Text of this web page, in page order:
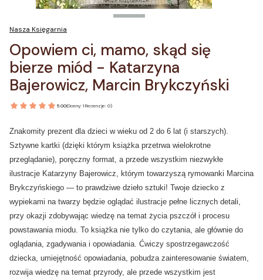
Nasza Księgarnia
Opowiem ci, mamo, skąd się
bierze miód - Katarzyna
Bajerowicz, Marcin Brykczyński
5.00(Oceny: 1 Recenzje: 0)
Znakomity prezent dla dzieci w wieku od 2 do 6 lat (i starszych).
Sztywne kartki (dzięki którym książka przetrwa wielokrotne
przeglądanie), poręczny format, a przede wszystkim niezwykłe
ilustracje Katarzyny Bajerowicz, którym towarzyszą rymowanki Marcina
Brykczyńskiego — to prawdziwe dzieło sztuki! Twoje dziecko z
wypiekami na twarzy będzie oglądać ilustracje pełne licznych detali,
przy okazji zdobywając wiedzę na temat życia pszczół i procesu
powstawania miodu. To książka nie tylko do czytania, ale głównie do
oglądania, zgadywania i opowiadania. Ćwiczy spostrzegawczość
dziecka, umiejętność opowiadania, pobudza zainteresowanie światem,
rozwija wiedzę na temat przyrody, ale przede wszystkim jest